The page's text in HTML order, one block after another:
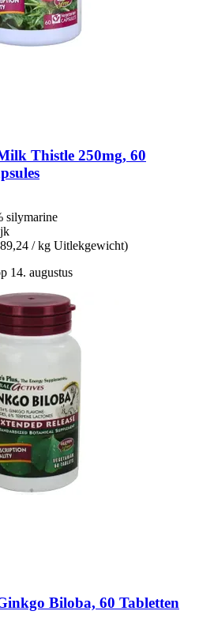
Thistle 250mg, 60
silymarine
/ kg Uitlekgewicht)
14. augustus
Biloba, 60 Tabletten